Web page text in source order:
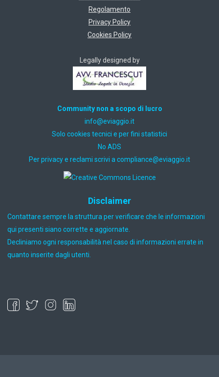
Regolamento
Privacy Policy
Cookies Policy
Legally designed by
Community non a scopo di lucro
ti.oiggaive@ofni
Solo cookies tecnici e per fini statistici
No ADS
Per privacy e reclami scrivi a ti.oiggaive@ecnailpmoc
Disclaimer
Contattare sempre la struttura per verificare che le informazioni
qui presenti siano corrette e aggiornate.
Decliniamo ogni responsabilità nel caso di informazioni errate in
quanto inserite dagli utenti.